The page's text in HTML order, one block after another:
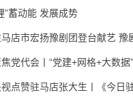
”蓄动能 发展成势
店市宏扬豫剧团登台献艺 豫
党代会丨“党建+网格+大数据
点赞驻马店张大生丨《今日